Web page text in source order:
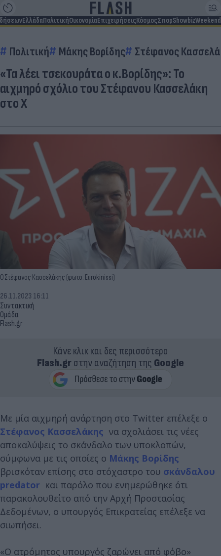
ΕλλάδαΠολιτικήΟικονομίαΕπιχειρήσειςΚόσμοςΣπορShowbizWeekend
Πολιτική Μάκης Βορίδης Στέφανος
«Τα λέει τσεκουράτα ο κ.Βορίδης»: Το
αιχμηρό σχόλιο του Στέφανου Κασσελάκη
στο X
Ο Στέφανος Κασσελάκης (φωτο: Eurokinissi)
Συντακτική
Ομάδα
Flash.gr
26.11.2023 16:11
Κάνε κλικ και δες περισσότερο
Flash.grστην αναζήτηση της Google
Με μία αιχμηρή ανάρτηση στο Twitter επέλεξε ο
Στέφανος Κασσελάκης να σχολιάσει τις νέες
αποκαλύψεις το σκάνδαλο των υποκλοπών,
σύμφωνα με τις οποίες ο Μάκης Βορίδης
βρισκόταν επίσης στο στόχαστρο του σκάνδαλου
predator και παρόλο που ενημερώθηκε ότι
παρακολουθείτο από την Αρχή Προστασίας
Δεδομένων, ο υπουργός Επικρατείας επέλεξε να
σιωπήσει.
«Ο ατρόμητος υπουργός ζαρώνει από φόβο»